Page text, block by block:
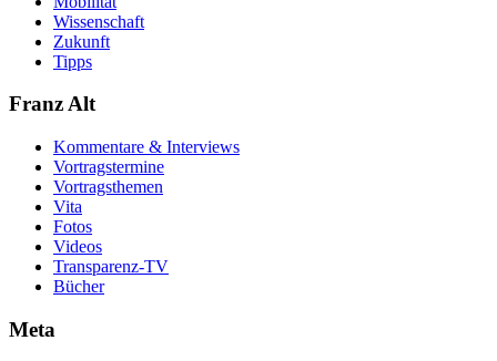
Wissenschaft
Zukunft
Tipps
Franz Alt
Kommentare & Interviews
Vortragstermine
Vortragsthemen
Vita
Fotos
Videos
Transparenz-TV
Bücher
Meta